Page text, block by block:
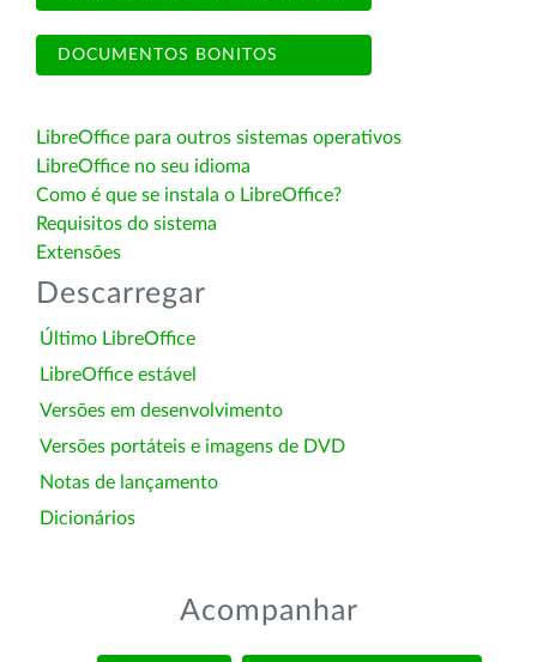
DOCUMENTOS BONITOS
LibreOffice para outros sistemas operativos
LibreOffice no seu idioma
Como é que se instala o LibreOffice?
Requisitos do sistema
Extensões
Descarregar
Último LibreOffice
LibreOffice estável
Versões em desenvolvimento
Versões portáteis e imagens de DVD
Notas de lançamento
Dicionários
Acompanhar